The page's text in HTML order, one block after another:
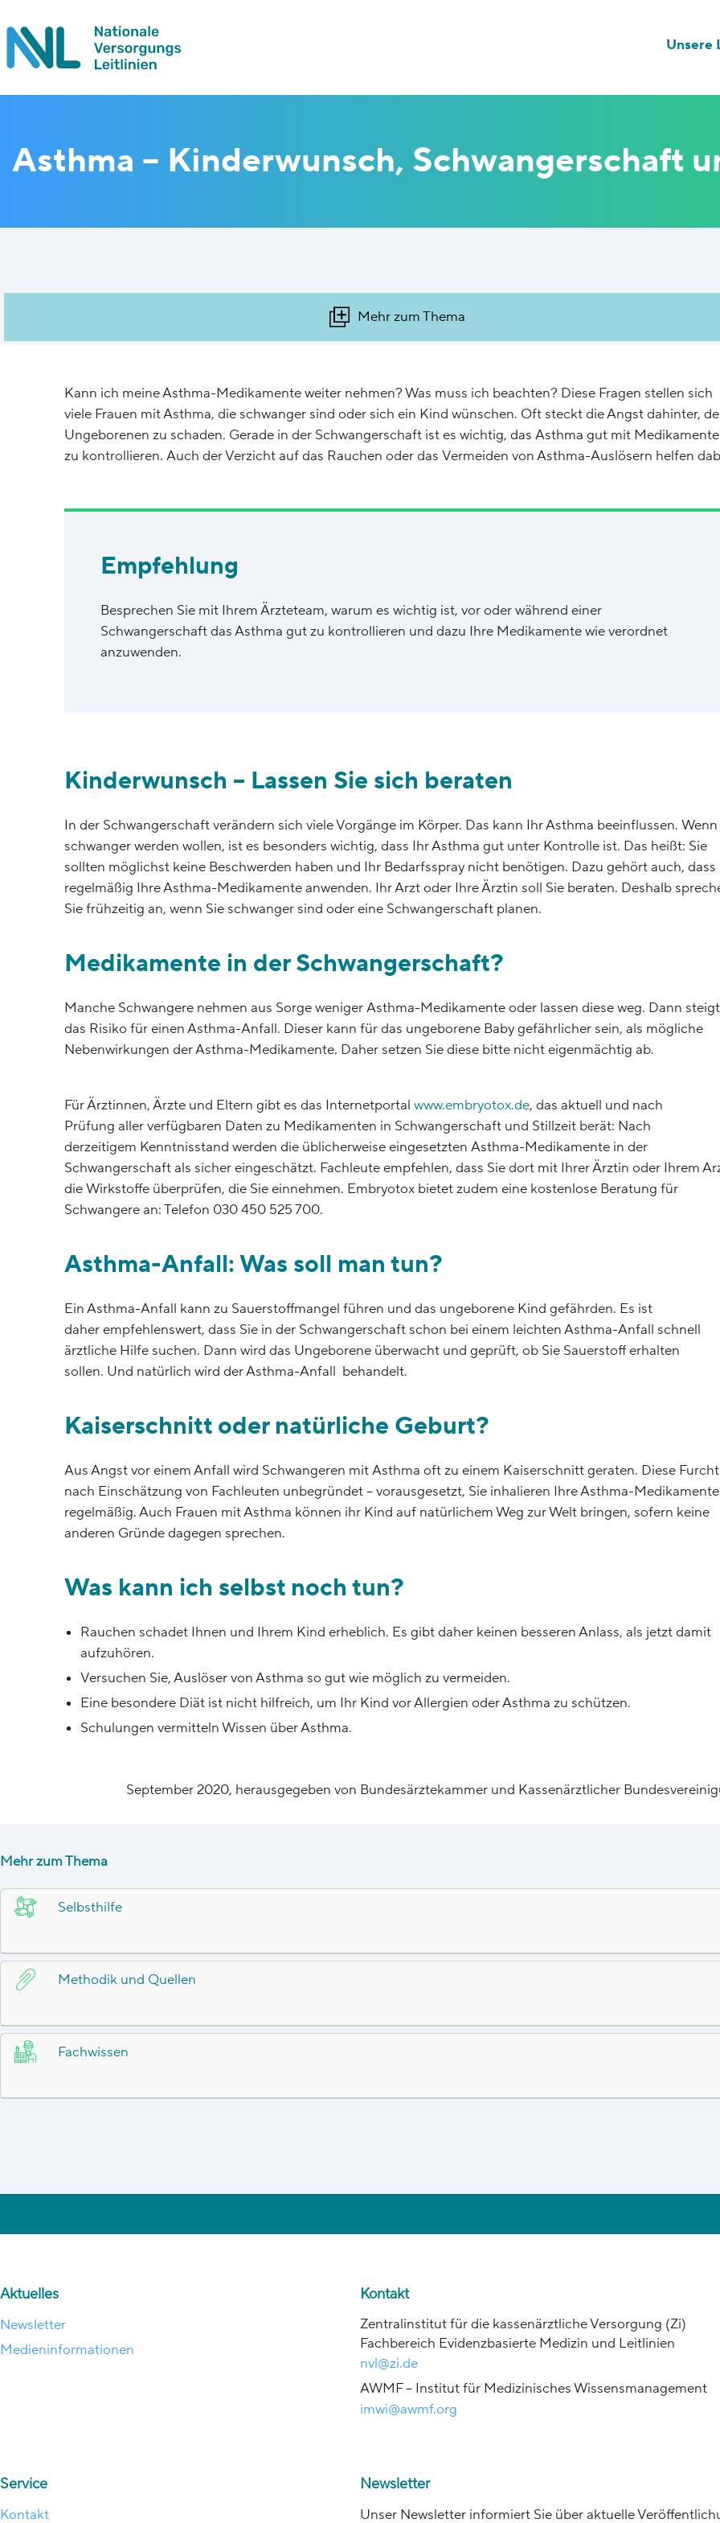
Unsere
Asthma – Kinderwunsch, Schwangerschaft
Mehr zum Thema
Kann ich meine Asthma-Medikamente weiter nehmen? Was muss ich beachten? Diese Fragen stellen sich
viele Frauen mit Asthma, die schwanger sind oder sich ein Kind wünschen. Oft steckt die Angst dahinter,
Ungeborenen zu schaden. Gerade in der Schwangerschaft ist es wichtig, das Asthma gut mit
zu kontrollieren. Auch der Verzicht auf das Rauchen oder das Vermeiden von Asthma-Auslösern helfen
Empfehlung
Besprechen Sie mit Ihrem Ärzteteam, warum es wichtig ist, vor oder während einer
Schwangerschaft das Asthma gut zu kontrollieren und dazu Ihre Medikamente wie verordnet
anzuwenden.
Kinderwunsch – Lassen Sie sich beraten
In der Schwangerschaft verändern sich viele Vorgänge im Körper. Das kann Ihr Asthma beeinflussen. Wenn
schwanger werden wollen, ist es besonders wichtig, dass Ihr Asthma gut unter Kontrolle ist. Das heißt: Sie
sollten möglichst keine Beschwerden haben und Ihr Bedarfsspray nicht benötigen. Dazu gehört auch, dass
regelmäßig Ihre Asthma-Medikamente anwenden. Ihr Arzt oder Ihre Ärztin soll Sie beraten. Deshalb
Sie frühzeitig an, wenn Sie schwanger sind oder eine Schwangerschaft planen.
Medikamente in der Schwangerschaft?
Manche Schwangere nehmen aus Sorge weniger Asthma-Medikamente oder lassen diese weg. Dann steigt
das Risiko für einen Asthma-Anfall. Dieser kann für das ungeborene Baby gefährlicher sein, als mögliche
Nebenwirkungen der Asthma-Medikamente. Daher setzen Sie diese bitte nicht eigenmächtig ab.
Für Ärztinnen, Ärzte und Eltern gibt es das Internetportal www.embryotox.de, das aktuell und nach
Prüfung aller verfügbaren Daten zu Medikamenten in Schwangerschaft und Stillzeit berät: Nach
derzeitigem Kenntnisstand werden die üblicherweise eingesetzten Asthma-Medikamente in der
Schwangerschaft als sicher eingeschätzt. Fachleute empfehlen, dass Sie dort mit Ihrer Ärztin oder Ihrem
die Wirkstoffe überprüfen, die Sie einnehmen. Embryotox bietet zudem eine kostenlose Beratung für
Schwangere an: Telefon 030 450 525 700.
Asthma-Anfall: Was soll man tun?
Ein Asthma-Anfall kann zu Sauerstoffmangel führen und das ungeborene Kind gefährden. Es ist
daher empfehlenswert, dass Sie in der Schwangerschaft schon bei einem leichten Asthma-Anfall schnell
ärztliche Hilfe suchen. Dann wird das Ungeborene überwacht und geprüft, ob Sie Sauerstoff erhalten
sollen. Und natürlich wird der Asthma-Anfall behandelt.
Kaiserschnitt oder natürliche Geburt?
Aus Angst vor einem Anfall wird Schwangeren mit Asthma oft zu einem Kaiserschnitt geraten. Diese
nach Einschätzung von Fachleuten unbegründet – vorausgesetzt, Sie inhalieren Ihre Asthma-Medikamente
regelmäßig. Auch Frauen mit Asthma können ihr Kind auf natürlichem Weg zur Welt bringen, sofern keine
anderen Gründe dagegen sprechen.
Was kann ich selbst noch tun?
Rauchen schadet Ihnen und Ihrem Kind erheblich. Es gibt daher keinen besseren Anlass, als jetzt damit
aufzuhören.
Versuchen Sie, Auslöser von Asthma so gut wie möglich zu vermeiden.
Eine besondere Diät ist nicht hilfreich, um Ihr Kind vor Allergien oder Asthma zu schützen.
Schulungen vermitteln Wissen über Asthma.
September 2020, herausgegeben von Bundesärztekammer und Kassenärztlicher
Mehr zum Thema
Selbsthilfe
Methodik und Quellen
Fachwissen
Aktuelles
Newsletter
Medieninformationen
Kontakt
Zentralinstitut für die kassenärztliche Versorgung (Zi)
Fachbereich Evidenzbasierte Medizin und Leitlinien
nvl@zi.de
AWMF – Institut für Medizinisches Wissensmanagement
imwi@awmf.org
Service
Kontakt
Newsletter
Unser Newsletter informiert Sie über aktuelle